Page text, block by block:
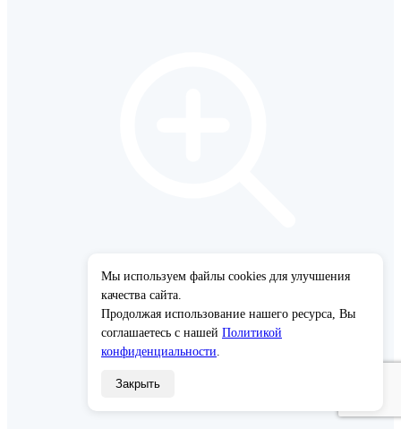
Мы используем файлы cookies для улучшения
качества сайта.
Продолжая использование нашего ресурса, Вы
соглашаетесь с нашей Политикой
конфиденциальности.
Закрыть